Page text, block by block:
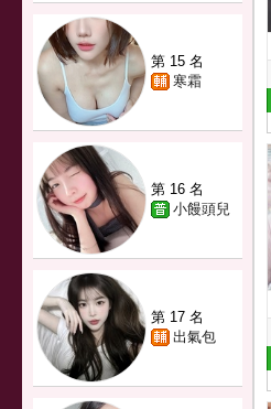
第 15 名
寒霜
第 16 名
小饅頭兒
第 17 名
出氣包